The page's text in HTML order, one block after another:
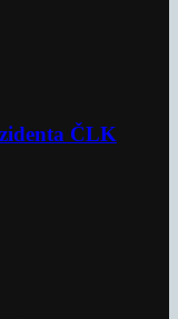
ČLK